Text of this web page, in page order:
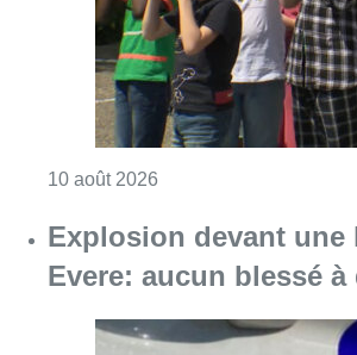
10 août 2026
Explosion devant une
Evere: aucun blessé